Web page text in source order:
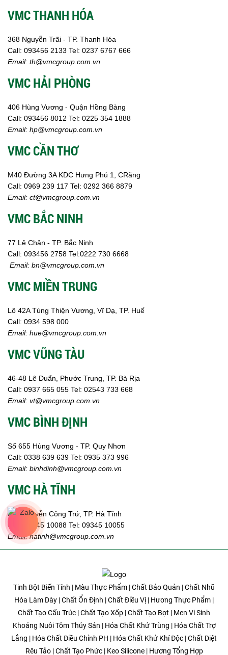
VMC THANH HÓA
368 Nguyễn Trãi - TP. Thanh Hóa
Call: 093456 2133 Tel: 0237 6767 666
Email: th@vmcgroup.com.vn
VMC HẢI PHÒNG
406 Hùng Vương - Quận Hồng Bàng
Call: 093456 8012 Tel: 0225 354 1888
Email: hp@vmcgroup.com.vn
VMC CẦN THƠ
M40 Đường 3A KDC Hưng Phú 1, CRăng
Call: 0969 239 117 Tel: 0292 366 8879
Email: ct@vmcgroup.com.vn
VMC BẮC NINH
77 Lê Chân - TP. Bắc Ninh
Call: 093456 2758 Tel:0222 730 6668
Email: bn@vmcgroup.com.vn
VMC MIỀN TRUNG
Lô 42A Tùng Thiện Vương, Vĩ Dạ, TP. Huế
Call: 0934 598 000
Email: hue@vmcgroup.com.vn
VMC VŨNG TÀU
46-48 Lê Duẩn, Phước Trung, TP. Bà Rịa
Call: 0937 665 055 Tel: 02543 733 668
Email: vt@vmcgroup.com.vn
VMC BÌNH ĐỊNH
Số 655 Hùng Vương - TP. Quy Nhơn
Call: 0338 639 639 Tel: 0935 373 996
Email: binhdinh@vmcgroup.com.vn
VMC HÀ TĨNH
359 Nguyễn Công Trứ, TP. Hà Tĩnh
Call:
09345 10088 Tel: 09345 10055
Email: hatinh@vmcgroup.com.vn
Tinh Bột Biến Tính | Màu Thực Phẩm | Chất Bảo Quản | Chất Nhũ
Hóa Làm Dày | Chất Ổn Định | Chất Điều Vị | Hương Thực Phẩm |
Chất Tạo Cấu Trúc | Chất Tạo Xốp | Chất Tạo Bọt | Men Vi Sinh
Khoáng Nuôi Tôm Thủy Sản | Hóa Chất Khử Trùng | Hóa Chất Trợ
Lắng | Hóa Chất Điều Chỉnh PH | Hóa Chất Khử Khí Độc | Chất Diệt
Rêu Tảo | Chất Tạo Phức | Keo Silicone | Hương Tổng Hợp